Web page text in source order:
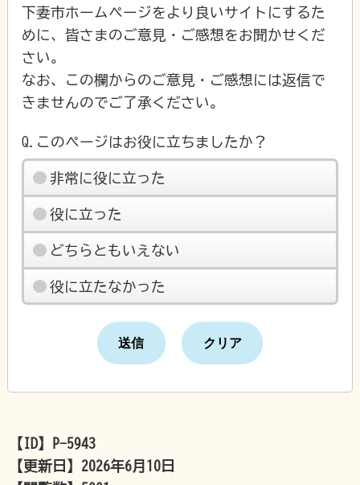
下妻市ホームページをより良いサイトにするた
めに、皆さまのご意見・ご感想をお聞かせくだ
さい。
なお、この欄からのご意見・ご感想には返信で
きませんのでご了承ください。
Q.このページはお役に立ちましたか？
非常に役に立った
役に立った
どちらともいえない
役に立たなかった
【ID】
P-5943
【更新日】 2026年6月10日